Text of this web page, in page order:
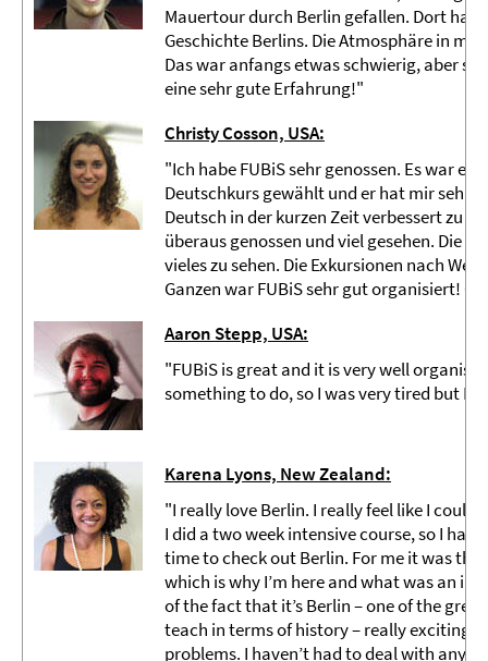
Mauertour durch Berlin gefallen. Dort
Geschichte Berlins. Die Atmosphäre in
Das war anfangs etwas schwierig, aber
eine sehr gute Erfahrung!"
Christy Cosson, USA:
"Ich habe FUBiS sehr genossen. Es war
Deutschkurs gewählt und er hat mir sehr
Deutsch in der kurzen Zeit verbessert zu
überaus genossen und viel gesehen. Die
vieles zu sehen. Die Exkursionen nach
Ganzen war FUBiS sehr gut organisiert!
Aaron Stepp, USA:
"FUBiS is great and it is very well
something to do, so I was very tired but I
Karena Lyons, New Zealand:
"I really love Berlin. I really feel like I could
I did a two week intensive course, so I had
time to check out Berlin. For me it was
which is why I’m here and what was an
of the fact that it’s Berlin – one of the
teach in terms of history – really exciting
problems. I haven’t had to deal with